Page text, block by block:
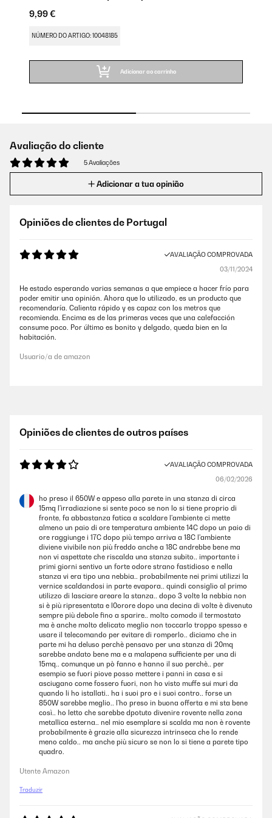
9,99 €
NÚMERO DO ARTIGO: 10048185
Adicionar ao carrinho
Avaliação do cliente
5 Avaliações
Adicionar a tua opinião
Opiniões de clientes de Portugal
AVALIAÇÃO COMPROVADA
03/11/2024
He estado esperando varias semanas a que empiece a hacer frío para
poder emitir una opinión. Ahora que lo utilizado, es un producto que
recomendaría. Calienta rápido y es capaz con los metros que
recomienda. Encima es de las primeras veces que una calefacción
consume poco. Por último es bonito y delgado, queda bien en la
habitación.
Usuario/a de amazon
Opiniões de clientes de outros países
AVALIAÇÃO COMPROVADA
06/02/2026
ho preso il 650W e appeso alla parete in una stanza di circa
15mq l'irradiazione si sente poco se non lo si tiene proprio di
fronte, fa abbastanza fatica a scaldare l'ambiente ci mette
almeno un paio di ore temperatura ambiente 14C dopo un paio di
ore raggiunge i 17C dopo più tempo arriva a 18C l'ambiente
diviene vivibile non più freddo anche a 18C andrebbe bene ma
non vi aspettate che riscalda una stanza subito.. importante i
primi giorni sentivo un forte odore strano fastidioso e nella
stanza vi era tipo una nebbia.. probabilmente nei primi utilizzi la
vernice scaldandosi in parte evapora.. quindi consiglio al primo
utilizzo di lasciare areare la stanza.. dopo 3 volte la nebbia non
si è più ripresentata e l0orore dopo una decina di volte è divenuto
sempre più debole fino a sparire.. molto comodo il termostato
ma è anche molto delicato meglio non toccarlo troppo spesso e
usare il telecomando per evitare di romperlo.. diciamo che in
parte mi ha deluso perchè pensavo per una stanza di 20mq
sarebbe andato bene ma e a malapena sufficiente per una di
15mq.. comunque un pò fanno e hanno il suo perchè.. per
esempio se fuori piove posso mettere i panni in casa e si
asciugano come fossero fuori, non ho visto muffe sui muri da
quando li ho istallati.. ha i suoi pro e i suoi contro.. forse un
850W sarebbe meglio.. l'ho preso in buona offerta e mi sta bene
così.. ho letto che sarebbe dpotuto divenire rovente nella zona
metallica esterna.. nel mio esemplare si scalda ma non è rovente
probabilmente è grazie alla sicurezza intrinseca che lo rende
meno caldo.. ma anche più sicuro se non lo si tiene a parete tipo
quadro.
Utente Amazon
Traduzir